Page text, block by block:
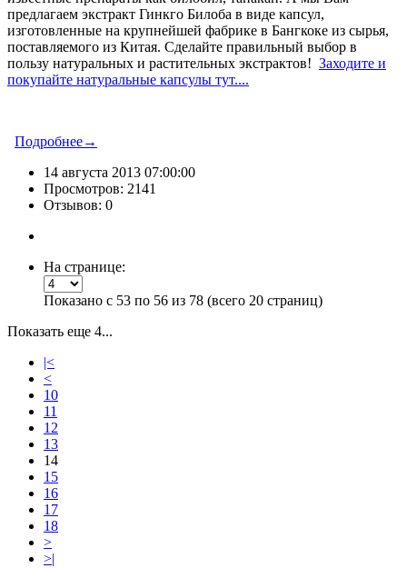
предлагаем экстракт Гинкго Билоба в виде капсул,
изготовленные на крупнейшей фабрике в Бангкоке из сырья,
поставляемого из Китая. Сделайте правильный выбор в
пользу натуральных и растительных экстрактов! Заходите и
покупайте натуральные капсулы тут....
Подробнее→
14 августа 2013 07:00:00
Просмотров: 2141
Отзывов: 0
На странице:
Показано с 53 по 56 из 78 (всего 20 страниц)
Показать еще 4...
|<
<
10
11
12
13
14
15
16
17
18
>
>|